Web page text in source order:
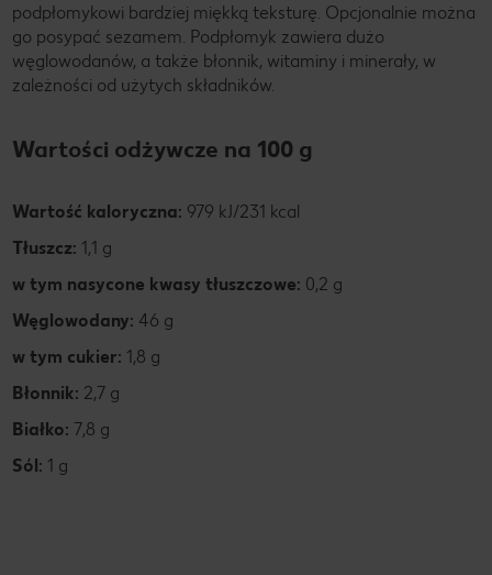
podpłomykowi bardziej miękką teksturę. Opcjonalnie można
go posypać sezamem. Podpłomyk zawiera dużo
węglowodanów, a także błonnik, witaminy i minerały, w
zależności od użytych składników.
Wartości odżywcze na 100 g
Wartość kaloryczna: 979 kJ/231 kcal
Tłuszcz: 1,1 g
w tym nasycone kwasy tłuszczowe: 0,2 g
Węglowodany: 46 g
w tym cukier: 1,8 g
Błonnik: 2,7 g
Białko: 7,8 g
Sól: 1 g